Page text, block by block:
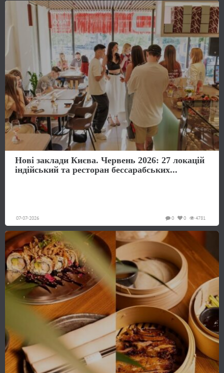
Нові заклади Києва. Червень 2026: 27 локацій
індійський та ресторан бессарабських...
07-07-2026 4781
0
0